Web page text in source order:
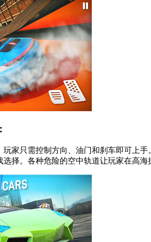
家只需控制方向、油门和刹车即可上
择。各种危险的空中轨道让玩家在高